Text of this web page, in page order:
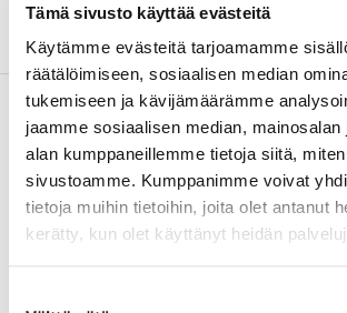
Tämä sivusto käyttää evästeitä
Käytämme evästeitä tarjoamamme
räätälöimiseen, sosiaalisen median
tukemiseen ja kävijämäärämme
jaamme sosiaalisen median,
alan kumppaneillemme tietoja siitä,
sivustoamme. Kumppanimme voivat
tietoja muihin tietoihin, joita olet antanut
kerätty, kun olet käyttänyt heidän
mikael.lahteenmaki@jatke.fi
Lue seuraavaksi